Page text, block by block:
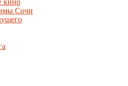
кино
Сочи